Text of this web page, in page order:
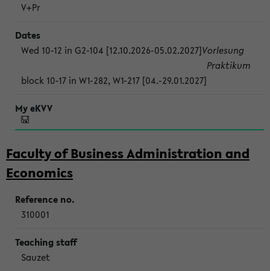
V+Pr
Wed 10-12 in G2-104 [12.10.2026-05.02.2027]Vorlesung
block 10-17 in W1-282, W1-217 [04.-29.01.2027]
Praktikum
Faculty of Business Administration and
Economics
310001
Sauzet